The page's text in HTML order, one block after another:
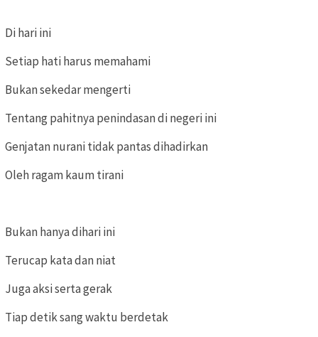
Di hari ini
Setiap hati harus memahami
Bukan sekedar mengerti
Tentang pahitnya penindasan di negeri ini
Genjatan nurani tidak pantas dihadirkan
Oleh ragam kaum tirani
Bukan hanya dihari ini
Terucap kata dan niat
Juga aksi serta gerak
Tiap detik sang waktu berdetak